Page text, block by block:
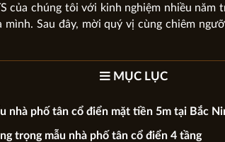
của chúng tôi với kinh nghiệm nhiều năm
Sau đây, mời quý vị cùng chiêm
MỤC LỤC
nhà phố tân cổ điển mặt tiền 5m tại Bắc
trọng mẫu nhà phố tân cổ điển 4 tầng